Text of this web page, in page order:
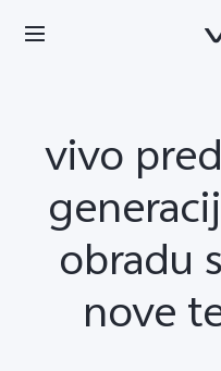
vivo
obradu
nove